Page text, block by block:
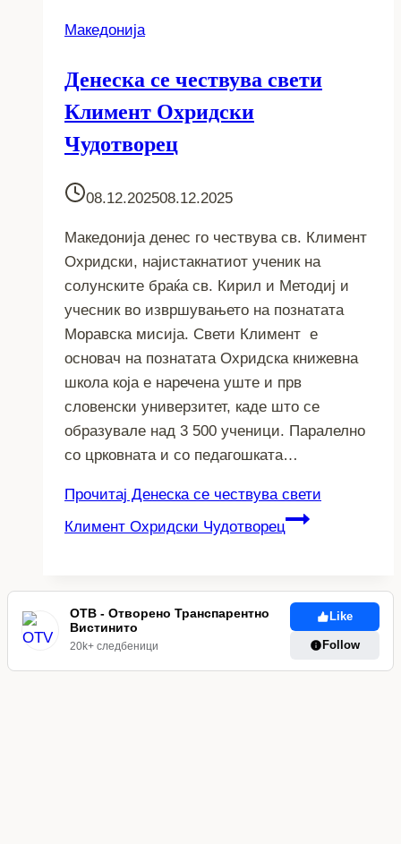
Македонија
Денеска се чествува свети
Климент Охридски
Чудотворец
08.12.202508.12.2025
Македонија денес го чествува св. Климент
Охридски, најистакнатиот ученик на
солунските браќа св. Кирил и Методиј и
учесник во извршувањето на познатата
Моравска мисија. Свети Климент е
основач на познатата Охридска книжевна
школа која е наречена уште и прв
словенски универзитет, каде што се
образувале над 3 500 ученици. Паралелно
со црковната и со педагошката…
Прочитај Денеска се чествува свети
Климент Охридски Чудотворец
ОТВ - Отворено Транспарентно
Вистинито
20k+ следбеници
Like
Follow